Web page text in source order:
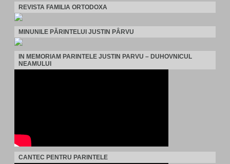
REVISTA FAMILIA ORTODOXA
MINUNILE PĂRINTELUI JUSTIN PÂRVU
IN MEMORIAM PARINTELE JUSTIN PARVU – DUHOVNICUL
NEAMULUI
CANTEC PENTRU PARINTELE